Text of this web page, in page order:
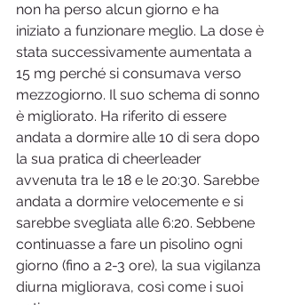
non ha perso alcun giorno e ha
iniziato a funzionare meglio. La dose è
stata successivamente aumentata a
15 mg perché si consumava verso
mezzogiorno. Il suo schema di sonno
è migliorato. Ha riferito di essere
andata a dormire alle 10 di sera dopo
la sua pratica di cheerleader
avvenuta tra le 18 e le 20:30. Sarebbe
andata a dormire velocemente e si
sarebbe svegliata alle 6:20. Sebbene
continuasse a fare un pisolino ogni
giorno (fino a 2-3 ore), la sua vigilanza
diurna migliorava, così come i suoi